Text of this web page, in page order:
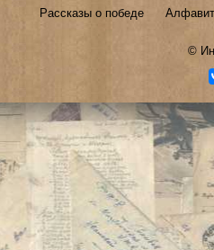
Рассказы о победе
©